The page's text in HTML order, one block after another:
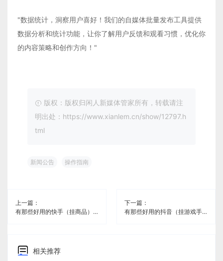
"数据统计，洞察用户喜好！我们的自媒体批量发布工具提供
数据分析和统计功能，让你了解用户反馈和观看习惯，优化你
的内容策略和创作方向！"
版权：版权归闲人新媒体管家所有，转载请注
明出处：https://www.xianlem.cn/show/12797.h
tml
新闻公告 操作指南
上一篇：
有那些好用的快手（挂商品）自媒体分发软件《闲人新媒体管家》
下一篇：
有那些好用的抖音（挂游戏手柄）自媒体分发软件《闲人新媒体管家》
相关推荐